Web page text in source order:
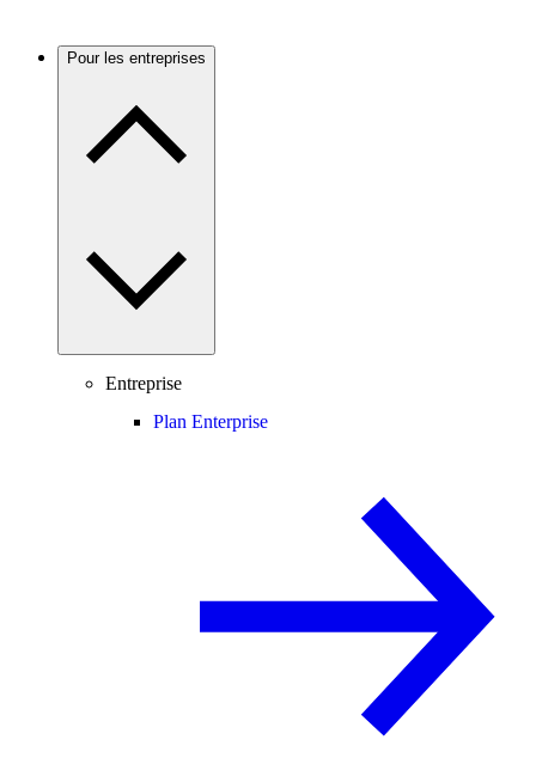
Pour les entreprises
Entreprise
Plan Enterprise